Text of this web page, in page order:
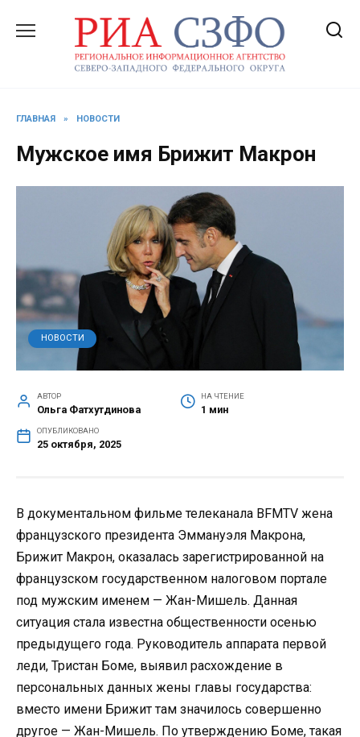
содержанию
ГЛАВНАЯ » НОВОСТИ
Мужское имя Брижит Макрон
НОВОСТИ
АВТОР
Ольга Фатхутдинова
НА ЧТЕНИЕ
1 мин
ОПУБЛИКОВАНО
25 октября, 2025
В документальном фильме телеканала BFMTV жена
французского президента Эммануэля Макрона,
Брижит Макрон, оказалась зарегистрированной на
французском государственном налоговом портале
под мужским именем — Жан-Мишель. Данная
ситуация стала известна общественности осенью
предыдущего года. Руководитель аппарата первой
леди, Тристан Боме, выявил расхождение в
персональных данных жены главы государства:
вместо имени Брижит там значилось совершенно
другое — Жан-Мишель. По утверждению Боме, такая